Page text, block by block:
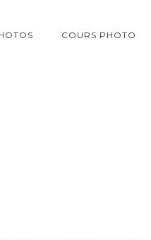
COURS PHOTO